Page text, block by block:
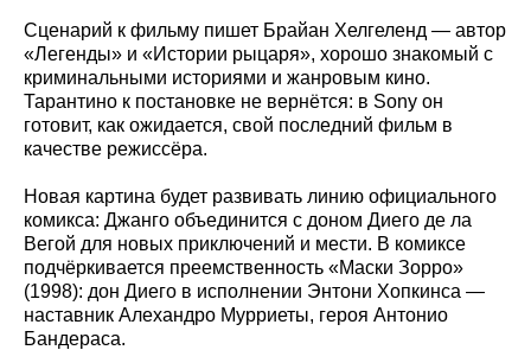
Сценарий к фильму пишет Брайан Хелгеленд — автор
«Легенды» и «Истории рыцаря», хорошо знакомый с
криминальными историями и жанровым кино.
Тарантино к постановке не вернётся: в Sony он
готовит, как ожидается, свой последний фильм в
качестве режиссёра.
Новая картина будет развивать линию официального
комикса: Джанго объединится с доном Диего де ла
Вегой для новых приключений и мести. В комиксе
подчёркивается преемственность «Маски Зорро»
(1998): дон Диего в исполнении Энтони Хопкинса —
наставник Алехандро Мурриеты, героя Антонио
Бандераса.